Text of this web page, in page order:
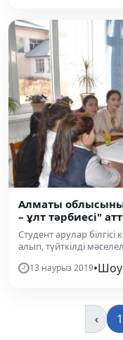
Алматы
– ұлт тәрбиесі"
Студент арулар
алып, түйткілді
13 наурыз 2019•
‹ 1